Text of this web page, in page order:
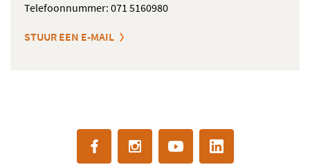
Telefoonnummer: 071 5160980
STUUR EEN E-MAIL